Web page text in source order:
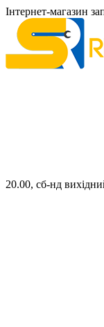
Інтернет-магазин
20.00, сб-нд